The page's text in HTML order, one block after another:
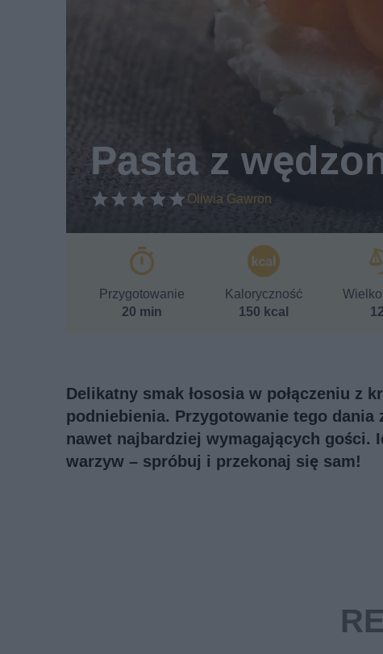
Pasta z
Oliwia Gawron
Przygotowanie
20 min
Kaloryczność
150 kcal
Delikatny smak łososia w połączeniu z
podniebienia. Przygotowanie tego
nawet najbardziej wymagających gości.
warzyw – spróbuj i przekonaj się sam!